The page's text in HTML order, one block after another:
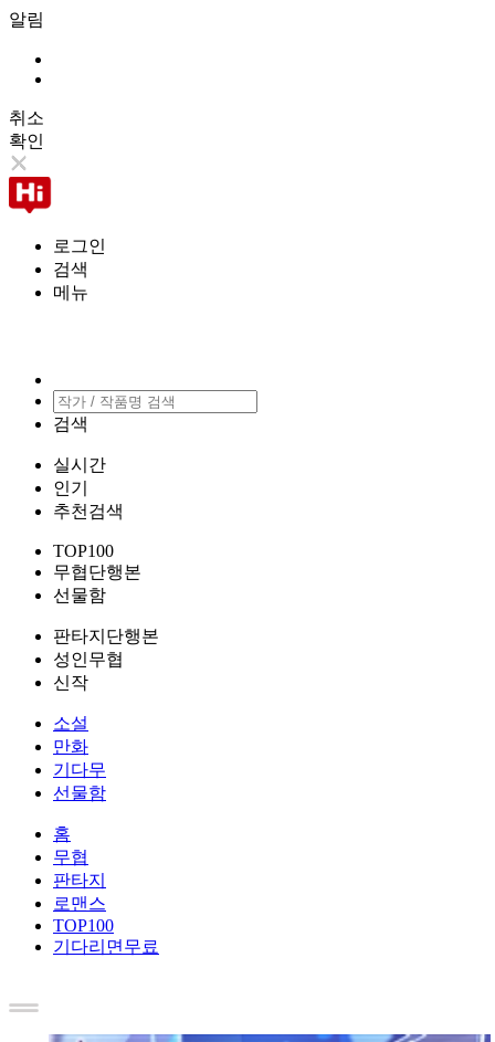
알림
취소
확인
로그인
검색
메뉴
검색
실시간
인기
추천검색
TOP100
무협단행본
선물함
판타지단행본
성인무협
신작
소설
만화
기다무
선물함
홈
무협
판타지
로맨스
TOP100
기다리면무료